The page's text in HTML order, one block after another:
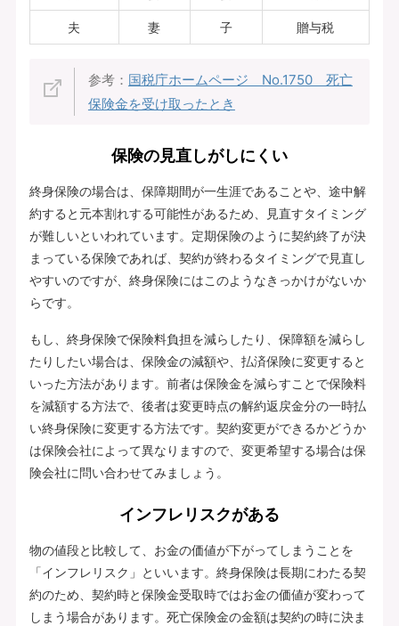
夫 妻 子 贈与税
参考： 国税庁ホームページ No.1750 死亡
保険金を受け取ったとき
保険の見直しがしにくい
終身保険の場合は、保障期間が一生涯であることや、途中解
約すると元本割れする可能性があるため、見直すタイミング
が難しいといわれています。定期保険のように契約終了が決
まっている保険であれば、契約が終わるタイミングで見直し
やすいのですが、終身保険にはこのようなきっかけがないか
らです。
もし、終身保険で保険料負担を減らしたり、保障額を減らし
たりしたい場合は、保険金の減額や、払済保険に変更すると
いった方法があります。前者は保険金を減らすことで保険料
を減額する方法で、後者は変更時点の解約返戻金分の一時払
い終身保険に変更する方法です。契約変更ができるかどうか
は保険会社によって異なりますので、変更希望する場合は保
険会社に問い合わせてみましょう。
インフレリスクがある
物の値段と比較して、お金の価値が下がってしまうことを
「インフレリスク」といいます。終身保険は長期にわたる契
約のため、契約時と保険金受取時ではお金の価値が変わって
しまう場合があります。死亡保険金の金額は契約の時に決ま